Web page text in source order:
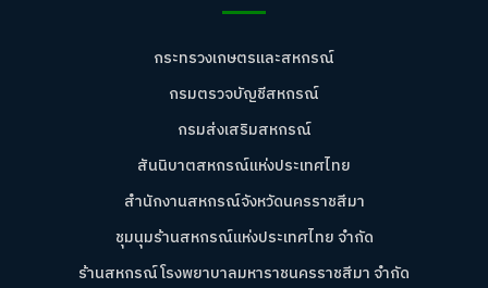
กระทรวงเกษตรและสหกรณ์
กรมตรวจบัญชีสหกรณ์
กรมส่งเสริมสหกรณ์
สันนิบาตสหกรณ์แห่งประเทศไทย
สำนักงานสหกรณ์จังหวัดนครราชสีมา
ชุมนุมร้านสหกรณ์แห่งประเทศไทย จำกัด
ร้านสหกรณ์โรงพยาบาลมหาราชนครราชสีมา จำกัด